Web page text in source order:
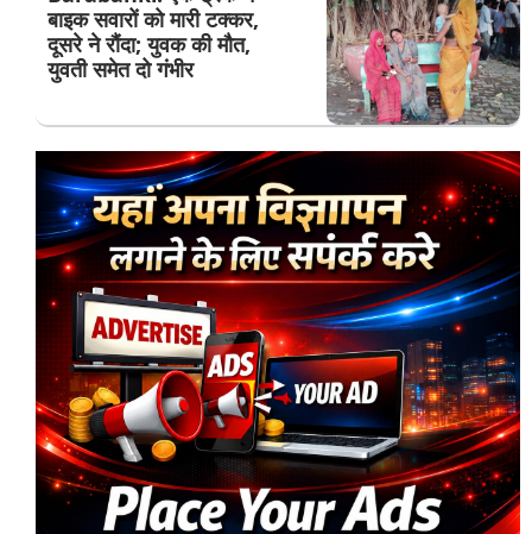
बाइक सवारों को मारी टक्कर,
दूसरे ने रौंदा; युवक की मौत,
युवती समेत दो गंभीर